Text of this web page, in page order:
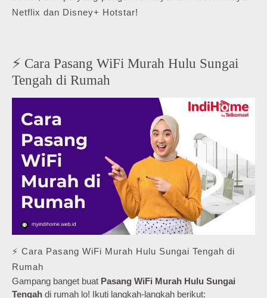
Netflix dan Disney+ Hotstar!
⚡ Cara Pasang WiFi Murah Hulu Sungai
Tengah di Rumah
⚡ Cara Pasang WiFi Murah Hulu Sungai Tengah di
Rumah
Gampang banget buat Pasang WiFi Murah Hulu Sungai
Tengah di rumah lo! Ikuti langkah-langkah berikut: